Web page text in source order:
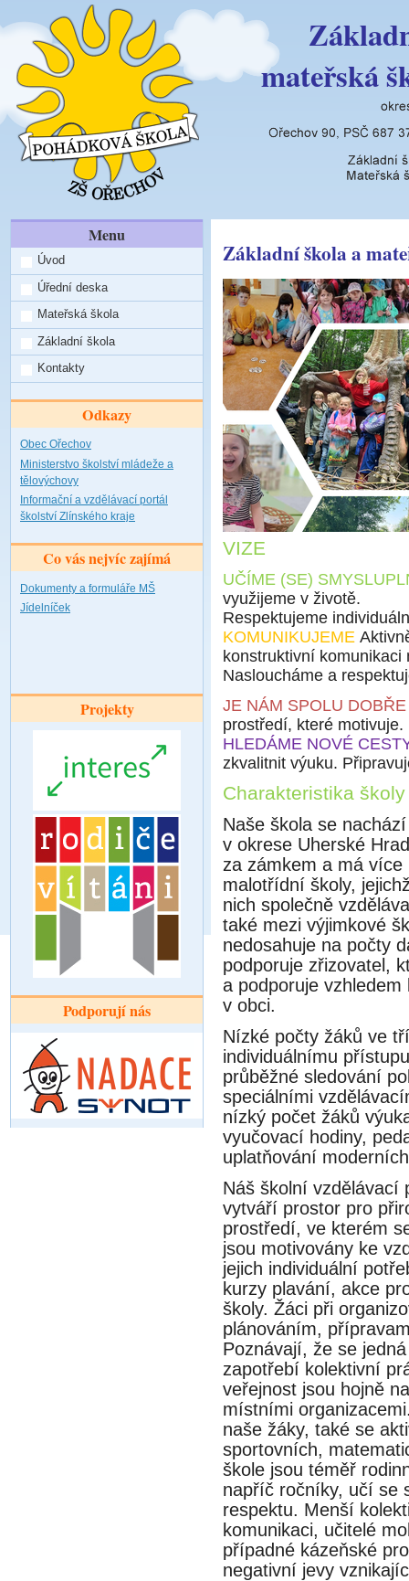
mateřská
Menu
Úvod
Úřední deska
Mateřská škola
Základní škola
Kontakty
Odkazy
Obec Ořechov
Ministerstvo školství mládeže a
tělovýchovy
Informační a vzdělávací portál
školství Zlínského kraje
Co vás nejvíc zajímá
Dokumenty a formuláře MŠ
Jídelníček
Projekty
Podporují nás
Základní škola a
VIZE
UČÍME (SE)
využijeme v životě.
Respektujeme
KOMUNIKUJEME
konstruktivní
Nasloucháme a
JE NÁM SPOLU
prostředí, které
HLEDÁME NOVÉ
zkvalitnit výuku.
Charakteristika školy
Naše škola se
v okrese Uherské
za zámkem a má
malotřídní školy,
nich společně
také mezi výjimkové
nedosahuje na počty
podporuje zřizovatel,
a podporuje
v obci.
Nízké počty žáků ve
individuálnímu
průběžné sledování
speciálními
nízký počet žáků
vyučovací hodiny,
uplatňování
Náš školní vzdělávací
vytváří prostor pro
prostředí, ve kterém
jsou motivovány ke
jejich individuální
kurzy plavání, akce
školy. Žáci při
plánováním,
Poznávají, že se
zapotřebí kolektivní
veřejnost jsou hojně
místními
naše žáky, také se
sportovních,
škole jsou téměř
napříč ročníky, učí se
respektu. Menší
komunikaci, učitelé
případné kázeňské
negativní jevy